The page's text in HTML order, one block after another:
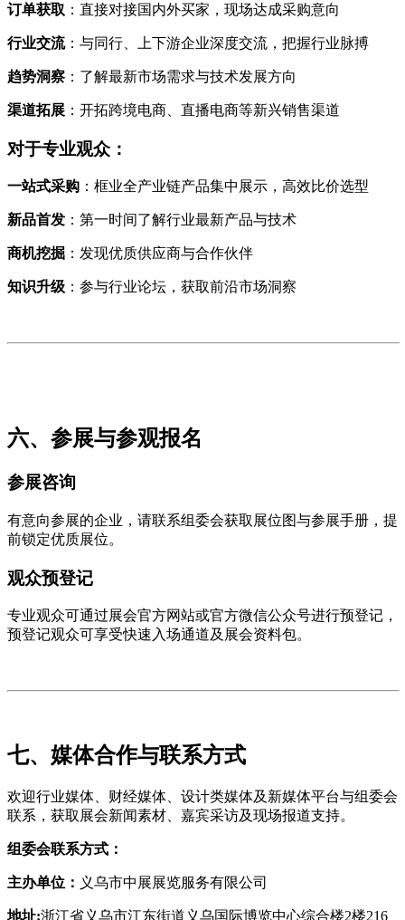
订单获取 ：直接对接国内外买家，现场达成采购意向
行业交流：与同行、上下游企业深度交流，把握行业脉搏
趋势洞察 ：了解最新市场需求与技术发展方向
渠道拓展 ：开拓跨境电商、直播电商等新兴销售渠道
对于专业观众：
一站式采购 ：框业全产业链产品集中展示，高效比价选型
新品首发 ：第一时间了解行业最新产品与技术
商机挖掘 ：发现优质供应商与合作伙伴
知识升级 ：参与行业论坛，获取前沿市场洞察
六、参展与参观报名
参展咨询
有意向参展的企业，请联系组委会获取展位图与参展手册，提
前锁定优质展位。
观众预登记
专业观众可通过展会官方网站或官方微信公众号进行预登记，
预登记观众可享受快速入场通道及展会资料包。
七、媒体合作与联系方式
欢迎行业媒体、财经媒体、设计类媒体及新媒体平台与组委会
联系，获取展会新闻素材、嘉宾采访及现场报道支持。
组委会联系方式：
主办单位： 义乌市中展展览服务有限公司
地址:浙江省义乌市江东街道义乌国际博览中心综合楼2楼216